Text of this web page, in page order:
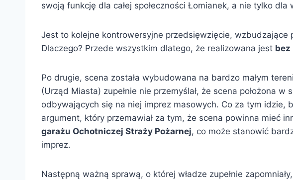
swoją funkcję dla całej społeczności Łomianek, a nie tylko dla
Jest to kolejne kontrowersyjne przedsięwzięcie, wzbudzające
Dlaczego? Przede wszystkim dlatego, że realizowana jest bez
Po drugie, scena została wybudowana na bardzo małym
(Urząd Miasta) zupełnie nie przemyślał, że scena położona
odbywających się na niej imprez masowych. Co za tym idzie,
argument, który przemawiał za tym, że scena powinna mieć
garażu Ochotniczej Straży Pożarnej, co może stanowić
imprez.
Następną ważną sprawą, o której władze zupełnie